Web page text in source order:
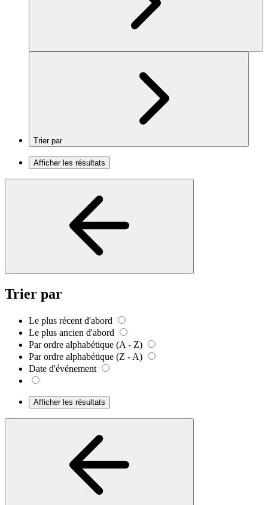
Trier par
Afficher les résultats
Trier par
Le plus récent d'abord
Le plus ancien d'abord
Par ordre alphabétique (A - Z)
Par ordre alphabétique (Z - A)
Date d'événement
Afficher les résultats